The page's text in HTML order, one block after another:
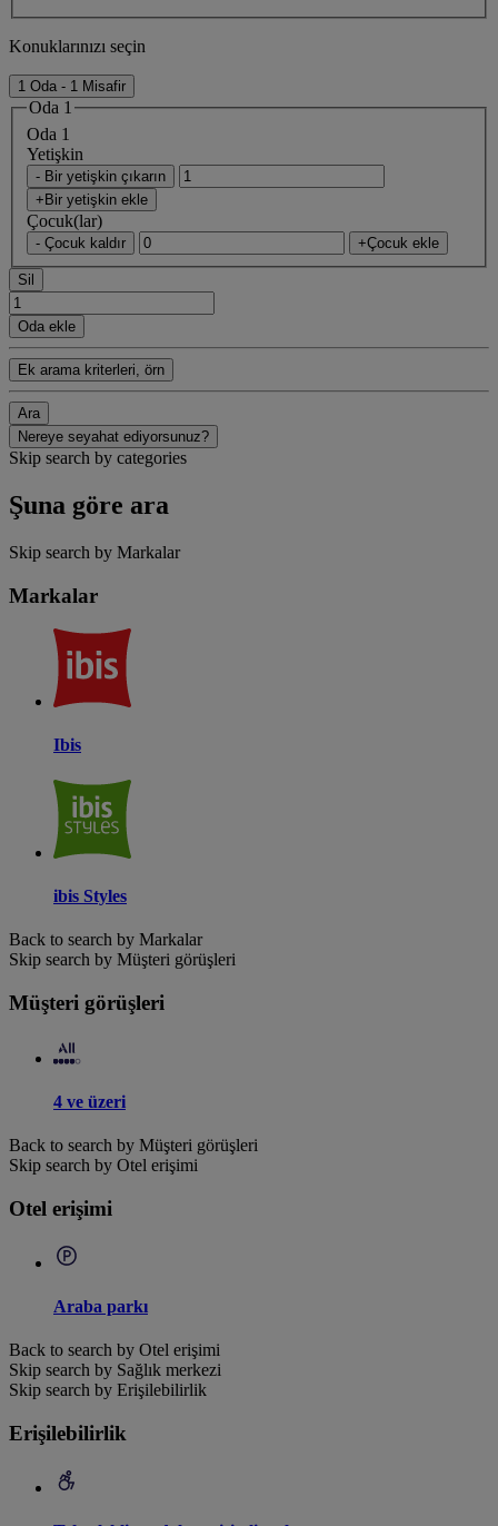
Konuklarınızı seçin
1 Oda - 1 Misafir
Oda 1
Oda 1
Yetişkin
- Bir yetişkin çıkarın
+Bir yetişkin ekle
Çocuk(lar)
- Çocuk kaldır +Çocuk ekle
Sil
Oda ekle
Ek arama kriterleri, örn
Ara
Nereye seyahat ediyorsunuz?
Skip search by categories
Şuna göre ara
Skip search by Markalar
Markalar
Ibis
ibis Styles
Back to search by Markalar
Skip search by Müşteri görüşleri
Müşteri görüşleri
4 ve üzeri
Back to search by Müşteri görüşleri
Skip search by Otel erişimi
Otel erişimi
Araba parkı
Back to search by Otel erişimi
Skip search by Sağlık merkezi
Skip search by Erişilebilirlik
Erişilebilirlik